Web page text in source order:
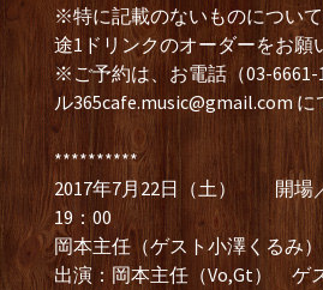
※特に記載のないものについ
途1ドリンクのオーダーをお願
※ご予約は、お電話（03-6661-
ル365cafe.music@gmail.com に
**********
2017年7月22日（土） 開場
19：00
岡本主任（ゲスト小澤くるみ）
出演：岡本主任（Vo,Gt） ゲ